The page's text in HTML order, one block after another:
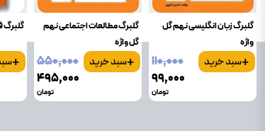
گلبرگ زبان انگلیسی نهم گل
واژه
+سبد خرید
۱۱۰٬۰۰۰
۹۹٬۰۰۰
تومان
گلبرگ مطالعات اجتماعی نهم
گل واژه
+سبد خرید
۵۵۰٬۰۰۰
۴۹۵٬۰۰۰
تومان
گلبرگ
+